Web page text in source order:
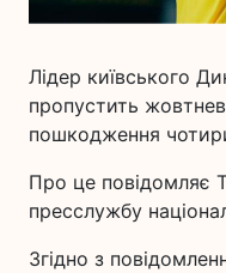
Лідер київського
пропустить
пошкодження
Про це повідомляє
пресслужбу
Згідно з